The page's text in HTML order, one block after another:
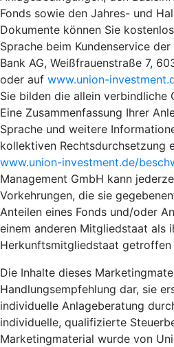
Fonds sowie den Jahres- und
Dokumente können Sie
Sprache beim Kundenservice
Bank AG, Weißfrauenstraße 7,
oder auf www.union-
Sie bilden die allein verbindliche
Eine Zusammenfassung Ihrer
Sprache und weitere
kollektiven Rechtsdurchsetzung
www.union-investment.de/
Management GmbH kann
Vorkehrungen, die sie
Anteilen eines Fonds und/oder
einem anderen Mitgliedstaat als
Herkunftsmitgliedstaat getroffen
Die Inhalte dieses
Handlungsempfehlung dar, sie
individuelle Anlageberatung
individuelle, qualifizierte
Marketingmaterial wurde von